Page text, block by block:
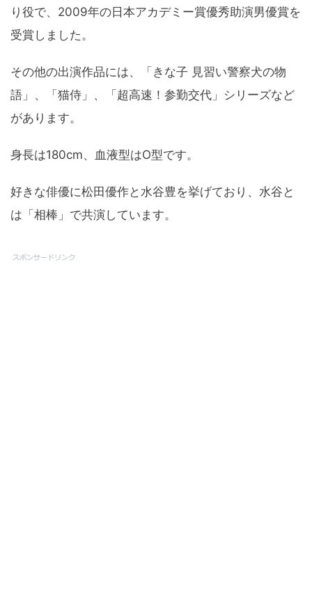
り役で、2009年の日本アカデミー賞優秀助演男優賞を
受賞しました。
その他の出演作品には、「きな子 見習い警察犬の物
語」、「猫侍」、「超高速！参勤交代」シリーズなど
があります。
身長は180cm、血液型はO型です。
好きな俳優に松田優作と水谷豊を挙げており、水谷と
は「相棒」で共演しています。